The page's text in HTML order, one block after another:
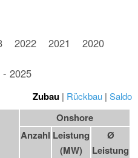
2022 2021 2020
- 2025
Zubau | Rückbau | Saldo
Onshore
Anzahl Leistung
(MW)
Ø
Leistung